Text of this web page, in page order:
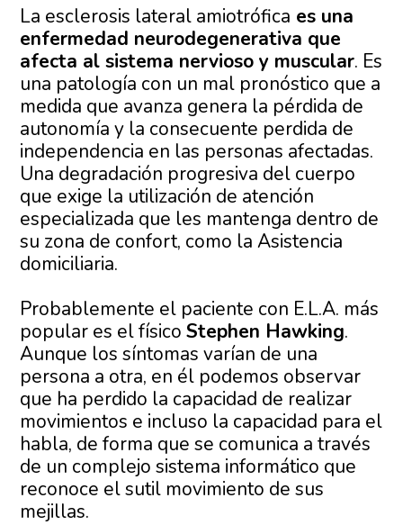
La esclerosis lateral amiotrófica es una
enfermedad neurodegenerativa que
afecta al sistema nervioso y muscular. Es
una patología con un mal pronóstico que a
medida que avanza genera la pérdida de
autonomía y la consecuente perdida de
independencia en las personas afectadas.
Una degradación progresiva del cuerpo
que exige la utilización de atención
especializada que les mantenga dentro de
su zona de confort, como la Asistencia
domiciliaria.
Probablemente el paciente con E.L.A. más
popular es el físicoStephen Hawking.
Aunque los síntomas varían de una
persona a otra, en él podemos observar
que ha perdido la capacidad de realizar
movimientos e incluso la capacidad para el
habla, de forma que se comunica a través
de un complejo sistema informático que
reconoce el sutil movimiento de sus
mejillas.